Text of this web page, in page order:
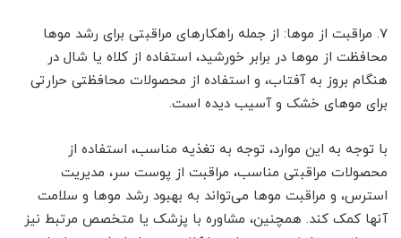
۷. مراقبت از موها: از جمله راهکارهای مراقبتی برای رشد موها
محافظت از موها در برابر خورشید، استفاده از کلاه یا شال در
هنگام بروز به آفتاب، و استفاده از محصولات محافظتی حرارتی
برای موهای خشک و آسیب دیده است.
با توجه به این موارد، توجه به تغذیه مناسب، استفاده از
محصولات مراقبتی مناسب، مراقبت از پوست سر، مدیریت
استرس، و مراقبت موها می‌تواند به بهبود رشد موها و سلامت
آنها کمک کند. همچنین، مشاوره با پزشک یا متخصص مرتبط نیز